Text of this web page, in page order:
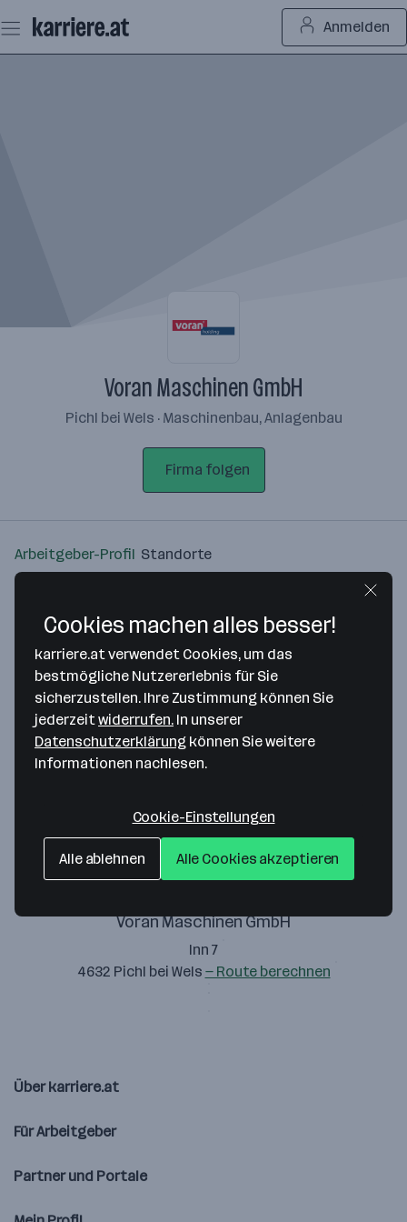
Seiteninhalt
springen
Anmelden
Voran Maschinen GmbH
Pichl bei Wels · Maschinenbau, Anlagenbau
Firma folgen
Arbeitgeber-Profil Standorte
Bitte stimme unseren Cookie-
Richtlinien zu, um diese Karte
anzuzeigen.
Voran Maschinen GmbH
Inn 7
4632 Pichl bei Wels — Route berechnen
Über karriere.at
Für Arbeitgeber
Partner und Portale
Cookies machen alles besser!
karriere.at verwendet Cookies, um das
bestmögliche Nutzererlebnis für Sie
sicherzustellen. Ihre Zustimmung können Sie
jederzeitwiderrufen. In unserer
Datenschutzerklärung können Sie weitere
Informationen nachlesen.
Cookie-Einstellungen
Alle ablehnen Alle Cookies akzeptieren